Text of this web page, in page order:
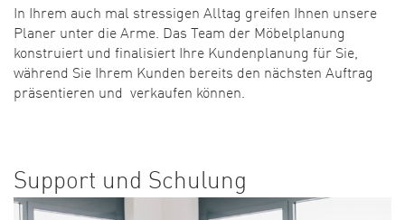
In Ihrem auch mal stressigen Alltag greifen Ihnen unsere
Planer unter die Arme. Das Team der Möbelplanung
konstruiert und finalisiert Ihre Kundenplanung für Sie,
während Sie Ihrem Kunden bereits den nächsten Auftrag
präsentieren und verkaufen können.
Support und Schulung